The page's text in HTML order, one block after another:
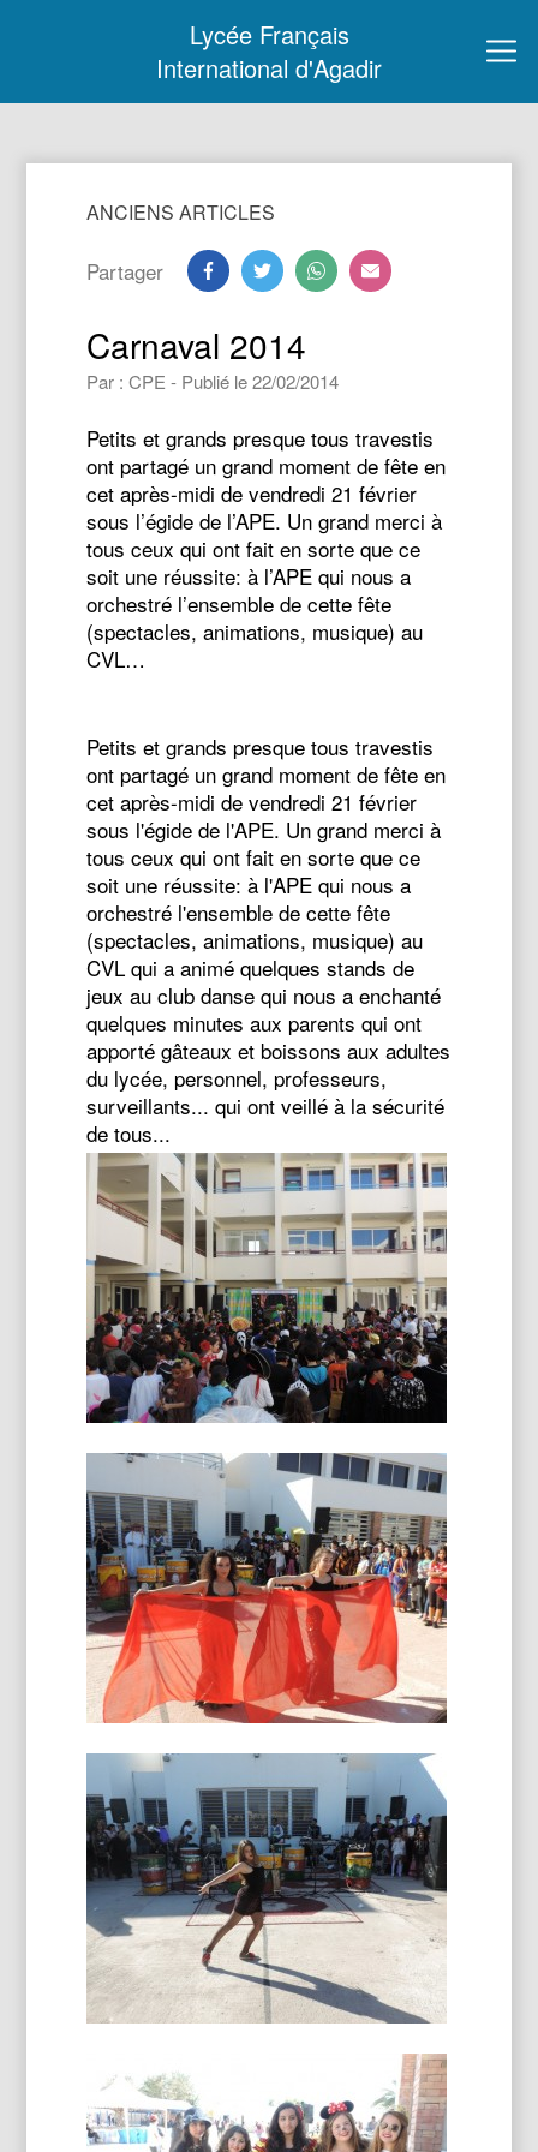
Lycée Français
International d'Agadir
ANCIENS ARTICLES
Partager
Carnaval 2014
Par : CPE - Publié le 22/02/2014
Petits et grands presque tous travestis
ont partagé un grand moment de fête en
cet après-midi de vendredi 21 février
sous l’égide de l’APE. Un grand merci à
tous ceux qui ont fait en sorte que ce
soit une réussite: à l’APE qui nous a
orchestré l’ensemble de cette fête
(spectacles, animations, musique) au
CVL…
Petits et grands presque tous travestis
ont partagé un grand moment de fête en
cet après-midi de vendredi 21 février
sous l'égide de l'APE. Un grand merci à
tous ceux qui ont fait en sorte que ce
soit une réussite: à l'APE qui nous a
orchestré l'ensemble de cette fête
(spectacles, animations, musique) au
CVL qui a animé quelques stands de
jeux au club danse qui nous a enchanté
quelques minutes aux parents qui ont
apporté gâteaux et boissons aux adultes
du lycée, personnel, professeurs,
surveillants... qui ont veillé à la sécurité
de tous...